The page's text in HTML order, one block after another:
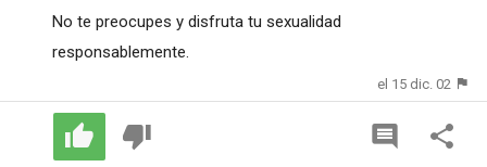
No te preocupes y disfruta tu sexualidad
responsablemente.
el 15 dic. 02